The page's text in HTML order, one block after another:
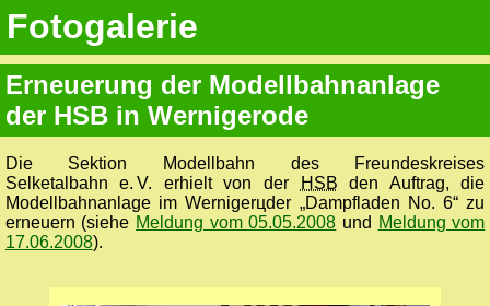
Fotogalerie
Erneuerung der Modellbahnanlage
der HSB in Wernigerode
Die Sektion Modellbahn des Freundeskreises
Selketalbahn e. V. erhielt von der
HSB den Auftrag, die
Modellbahnanlage im Wernigerцder „Dampfladen No. 6“ zu
erneuern (siehe Meldung vom 05.05.2008 und Meldung vom
17.06.2008).